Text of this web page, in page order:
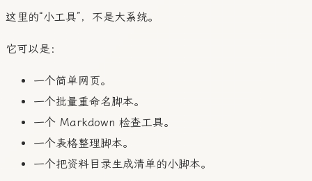
这里的“小工具”，不是大系统。
它可以是：
一个简单网页。
一个批量重命名脚本。
一个 Markdown 检查工具。
一个表格整理脚本。
一个把资料目录生成清单的小脚本。